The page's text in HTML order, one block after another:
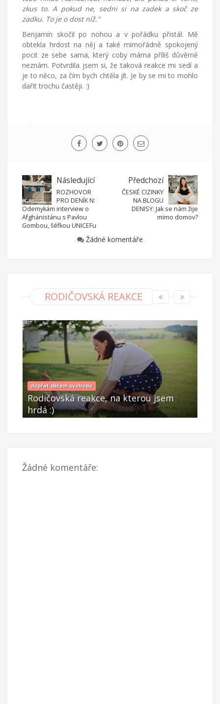
zkus to. A pokud ne, sedni si na zadek a skoč ze
zadku. To je o dost níž."
Benjamín skočil po nohou a v pořádku přistál. Mě
obtekla hrdost na něj a také mimořádně spokojený
pocit ze sebe sama, který coby máma příliš důvěrně
neznám. Potvrdila jsem si, že taková reakce mi sedí a
je to něco, za čím bych chtěla jít. Je by se mi to mohlo
dařit trochu častěji. :)
Následující
ROZHOVOR
PRO DENÍK N:
Odemykám interview o
Afghánistánu s Pavlou
Gombou, šéfkou UNICEFu
Předchozí
ČESKÉ CIZINKY
NA BLOGU
DENISY: Jak se nám žije
mimo domov?
Žádné komentáře
RODIČOVSKÁ REAKCE
dopřát dětem svobodu
Rodičovská reakce, na kterou jsem
hrdá :)
Žádné komentáře: